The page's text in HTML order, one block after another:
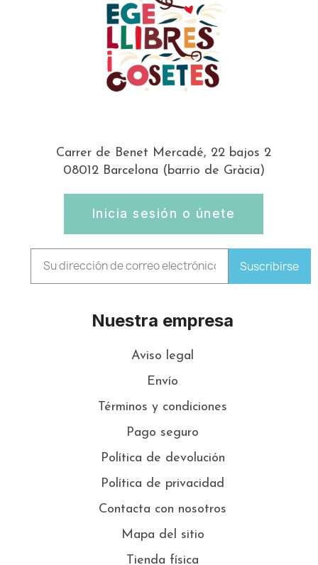
Carrer de Benet Mercadé, 22 bajos 2
08012 Barcelona (barrio de Gràcia)
Inicia sesión o únete
Suscribirse
Nuestra empresa
Aviso legal
Envío
Términos y condiciones
Pago seguro
Política de devolución
Política de privacidad
Contacta con nosotros
Mapa del sitio
Tienda física